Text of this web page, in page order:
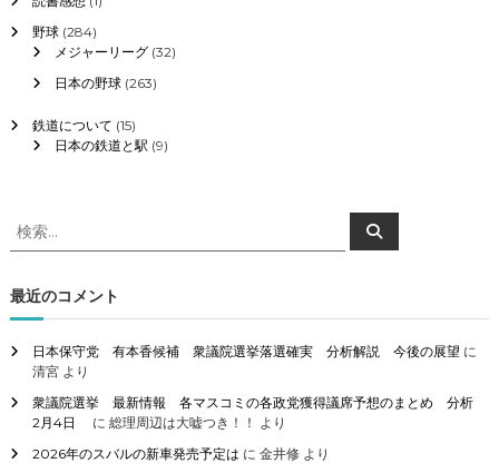
野球(284)
メジャーリーグ(32)
日本の野球(263)
鉄道について (15)
日本の鉄道と駅 (9)
検
索
象
:
検
索
最近のコメント
日本保守党 有本香候補 衆議院選挙落選確実 分析解説 今後の展望 に
清宮より
衆議院選挙 最新情報 各マスコミの各政党獲得議席予想のまとめ 分析
2月4日
に 総理周辺は大嘘つき！！ より
2026年のスバルの新車発売予定は に 金井修より